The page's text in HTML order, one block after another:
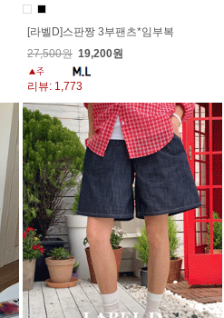
[라벨D]스판짱 3부팬츠*임부복
27,500원 19,200원
리뷰: 1,773